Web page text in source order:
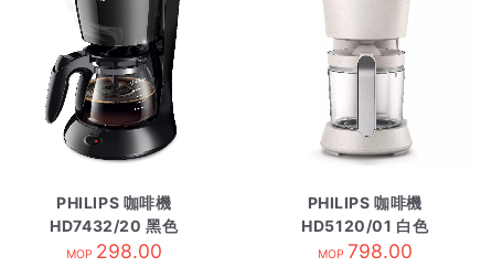
PHILIPS 咖啡機
HD7432/20 黑色
MOP 298.00
PHILIPS 咖啡機
HD5120/01 白色
MOP 798.00